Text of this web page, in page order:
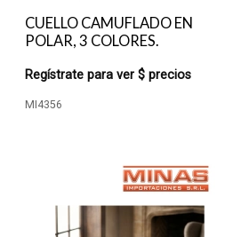
CUELLO CAMUFLADO EN
POLAR, 3 COLORES.
Regístrate para ver $ precios
MI4356